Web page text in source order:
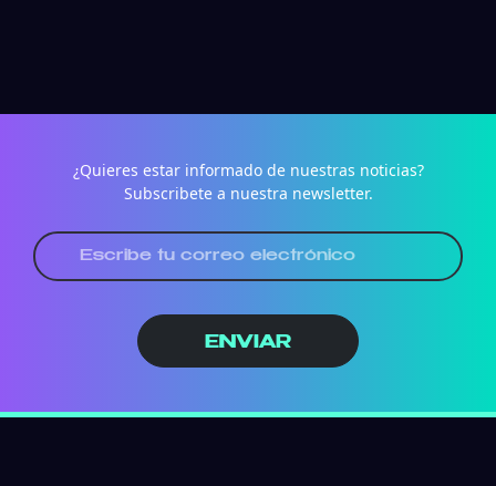
¿Quieres estar informado de nuestras noticias?
Subscribete a nuestra newsletter.
ENVIAR